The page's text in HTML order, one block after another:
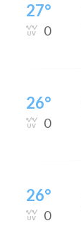
27°
0
26°
0
26°
0